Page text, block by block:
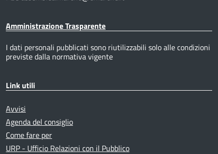
Amministrazione Trasparente
I dati personali pubblicati sono riutilizzabili solo alle condizioni
previste dalla normativa vigente
Link utili
Avvisi
Agenda del consiglio
Come fare per
URP - Ufficio Relazioni con il Pubblico